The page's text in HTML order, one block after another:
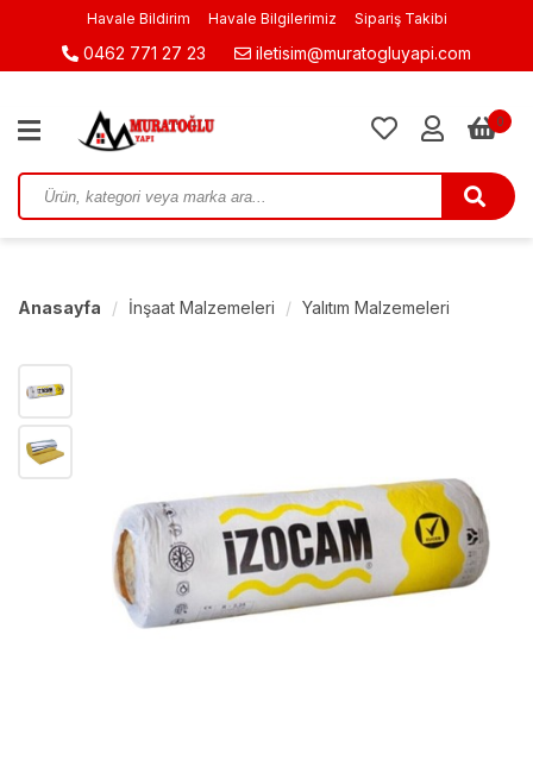
Havale Bildirim Havale Bilgilerimiz Sipariş Takibi
0462 771 27 23 iletisim@muratogluyapi.com
0
Anasayfa İnşaat Malzemeleri Yalıtım Malzemeleri